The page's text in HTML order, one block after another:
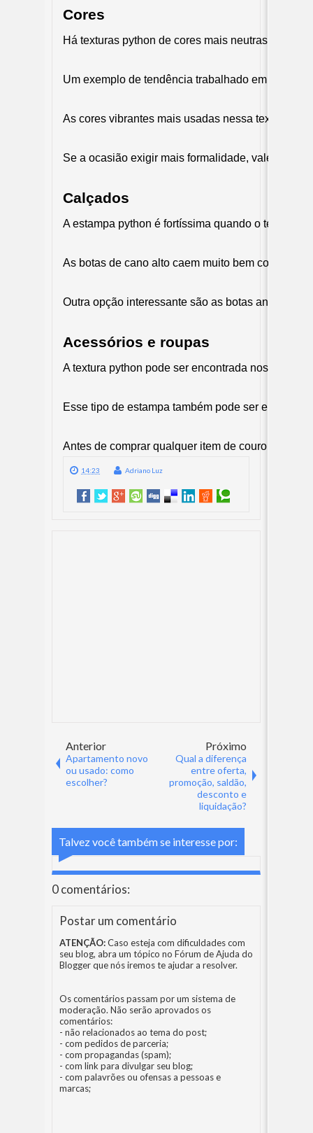
Cores
Há texturas python de cores mais neutras e
Um exemplo de tendência trabalhado em
As cores vibrantes mais usadas nessa textura
Se a ocasião exigir mais formalidade, vale
Calçados
A estampa python é fortíssima quando o tema
As botas de cano alto caem muito bem com
Outra opção interessante são as botas ankle
Acessórios e roupas
A textura python pode ser encontrada nos mais
Esse tipo de estampa também pode ser
Antes de comprar qualquer item de couro
14:23 Adriano Luz
Anterior
Apartamento novo
ou usado: como
escolher?
Próximo
Qual a diferença
entre oferta,
promoção, saldão,
desconto e
liquidação?
Talvez você também se interesse por:
0 comentários:
Postar um comentário
ATENÇÃO:Caso esteja com dificuldades com
seu blog, abra um tópico no Fórum de Ajuda do
Bloggerque nós iremos te ajudar a resolver.
Os comentários passam por um sistema de
moderação. Não serão aprovados os
comentários:
- não relacionados ao tema do post;
- com pedidos de parceria;
- com propagandas (spam);
- com link para divulgar seu blog;
- com palavrões ou ofensas a pessoas e
marcas;